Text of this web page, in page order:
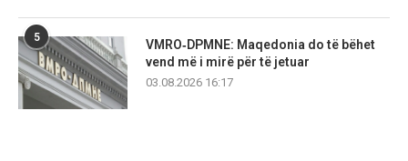
5
VMRO‑DPMNE: Maqedonia do të bëhet
vend më i mirë për të jetuar
03.08.2026 16:17